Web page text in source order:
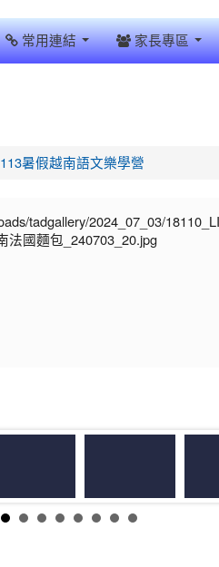
常用連結 家長專區
113暑假越南語文樂學營